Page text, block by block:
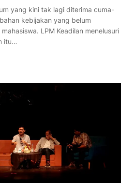
yang kini tak lagi diterima cuma-
kebijakan yang belum
LPM Keadilan menelusuri
itu…